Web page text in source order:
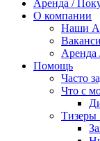
Аренда /
О компании
Наши
Аренда
Помощь
Часто
Что с
Тизеры